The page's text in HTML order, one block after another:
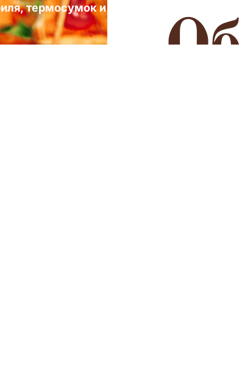
термосумок и посуды для выездных